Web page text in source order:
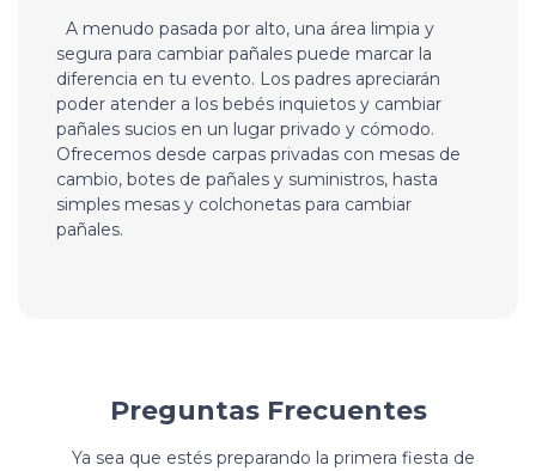
A menudo pasada por alto, una área limpia y
segura para cambiar pañales puede marcar la
diferencia en tu evento. Los padres apreciarán
poder atender a los bebés inquietos y cambiar
pañales sucios en un lugar privado y cómodo.
Ofrecemos desde carpas privadas con mesas de
cambio, botes de pañales y suministros, hasta
simples mesas y colchonetas para cambiar
pañales.
Preguntas Frecuentes
Ya sea que estés preparando la primera fiesta de